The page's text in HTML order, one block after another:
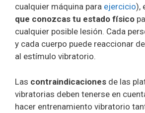
cualquier máquina para ejercicio),
que conozcas tu estado físico
cualquier posible lesión. Cada
y cada cuerpo puede reaccionar
al estímulo vibratorio.
Las contraindicaciones de las
vibratorias deben tenerse en
hacer entrenamiento vibratorio